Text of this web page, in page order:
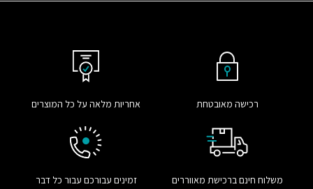
רכישה מאובטחת אחריות מלאה על כל המוצרים
משלוח חינם ברכישת מאווררים זמינים עבורכם עבור כל דבר